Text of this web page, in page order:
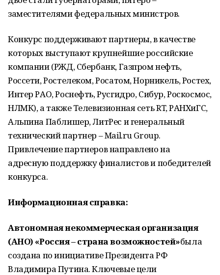
заместителями федеральных министров.
Конкурс поддерживают партнеры, в качестве
которых выступают крупнейшие российские
компании (РЖД, Сбербанк, Газпром нефть,
Россети, Ростелеком, Росатом, Норникель, Ростех,
Интер РАО, Роснефть, Русгидро, Сибур, Роскосмос,
НЛМК), а также Телевизионная сеть RT, РАНХиГС,
Альпина Паблишер, ЛитРес и генеральный
технический партнер – Mail.ru Group.
Привлечение партнеров направлено на
адресную поддержку финалистов и победителей
конкурса.
Информационная справка:
Автономная некоммерческая организация
(АНО) «Россия – страна возможностей»была
создана по инициативе Президента РФ
Владимира Путина. Ключевые цели